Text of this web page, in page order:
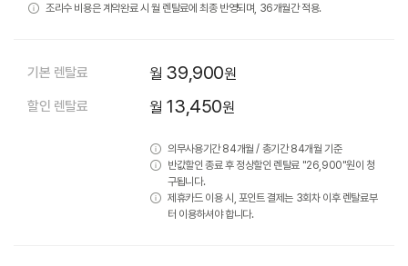
조리수 비용은 계약완료 시 월 렌탈료에 최종 반영되며, 36개월간 적용.
기본 렌탈료 월 39,900원
할인 렌탈료 월 13,450원
의무사용기간 84개월 / 총기간 84개월 기준
반값할인 종료 후 정상할인 렌탈료 "26,900"원이 청
구됩니다.
제휴카드 이용 시, 포인트 결제는 3회차 이후 렌탈료부
터 이용하셔야 합니다.